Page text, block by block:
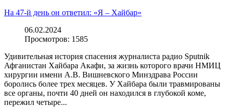
На 47-й день он ответил: «Я – Хайбар»
06.02.2024
Просмотров: 1585
Удивительная история спасения журналиста радио Sputnik
Афганистан Хайбара Акафи, за жизнь которого врачи НМИЦ
хирургии имени А.В. Вишневского Минздрава России
боролись более трех месяцев. У Хайбара были травмированы
все органы, почти 40 дней он находился в глубокой коме,
пережил четыре...